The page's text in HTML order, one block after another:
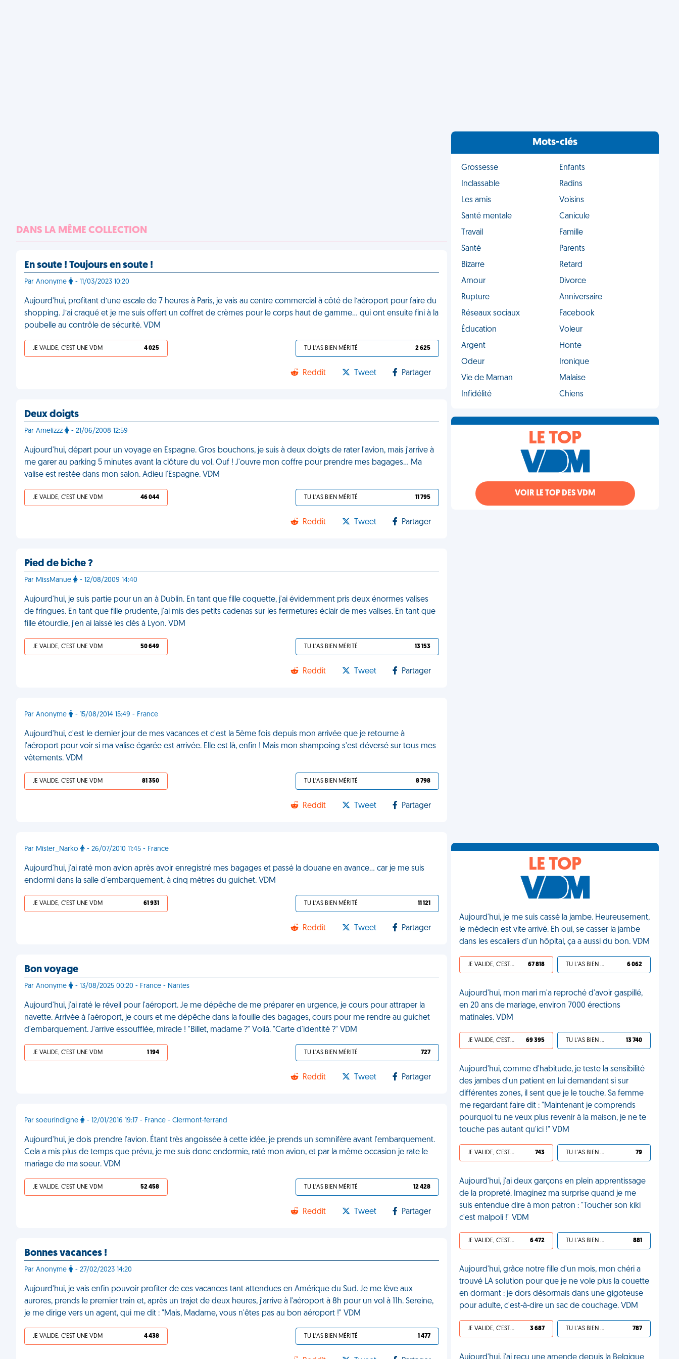
DANS LA MÊME COLLECTION
En soute ! Toujours en soute !
Par Anonyme - 11/03/2023 10:20
Aujourd'hui, profitant d’une escale de 7 heures à Paris, je vais au centre commercial à côté de l’aéroport pour faire du
shopping. J’ai craqué et je me suis offert un coffret de crèmes pour le corps haut de gamme… qui ont ensuite fini à la
poubelle au contrôle de sécurité. VDM
JE VALIDE, C'EST UNE VDM 4 025 TU L'AS BIEN MÉRITÉ 2 625
Reddit Tweet Partager
Deux doigts
Par Amelizzz - 21/06/2008 12:59
Aujourd'hui, départ pour un voyage en Espagne. Gros bouchons, je suis à deux doigts de rater l'avion, mais j'arrive à
me garer au parking 5 minutes avant la clôture du vol. Ouf ! J'ouvre mon coffre pour prendre mes bagages… Ma
valise est restée dans mon salon. Adieu l'Espagne. VDM
JE VALIDE, C'EST UNE VDM 46 044 TU L'AS BIEN MÉRITÉ 11 795
Reddit Tweet Partager
Pied de biche ?
Par MissManue - 12/08/2009 14:40
Aujourd'hui, je suis partie pour un an à Dublin. En tant que fille coquette, j'ai évidemment pris deux énormes valises
de fringues. En tant que fille prudente, j'ai mis des petits cadenas sur les fermetures éclair de mes valises. En tant que
fille étourdie, j'en ai laissé les clés à Lyon. VDM
JE VALIDE, C'EST UNE VDM 50 649 TU L'AS BIEN MÉRITÉ 13 153
Reddit Tweet Partager
Par Anonyme - 15/08/2014 15:49 - France
Aujourd'hui, c'est le dernier jour de mes vacances et c'est la 5ème fois depuis mon arrivée que je retourne à
l'aéroport pour voir si ma valise égarée est arrivée. Elle est là, enfin ! Mais mon shampoing s'est déversé sur tous mes
vêtements. VDM
JE VALIDE, C'EST UNE VDM 81 350 TU L'AS BIEN MÉRITÉ 8 798
Reddit Tweet Partager
Par Mister_Narko - 26/07/2010 11:45 - France
Aujourd'hui, j'ai raté mon avion après avoir enregistré mes bagages et passé la douane en avance... car je me suis
endormi dans la salle d'embarquement, à cinq mètres du guichet. VDM
JE VALIDE, C'EST UNE VDM 61 931 TU L'AS BIEN MÉRITÉ 11 121
Reddit Tweet Partager
Bon voyage
Par Anonyme - 13/08/2025 00:20 - France - Nantes
Aujourd'hui, j'ai raté le réveil pour l'aéroport. Je me dépêche de me préparer en urgence, je cours pour attraper la
navette. Arrivée à l'aéroport, je cours et me dépêche dans la fouille des bagages, cours pour me rendre au guichet
d'embarquement. J'arrive essoufflée, miracle ! "Billet, madame ?" Voilà. "Carte d'identité ?" VDM
JE VALIDE, C'EST UNE VDM 1 194 TU L'AS BIEN MÉRITÉ 727
Reddit Tweet Partager
Par soeurindigne - 12/01/2016 19:17 - France - Clermont-ferrand
Aujourd'hui, je dois prendre l'avion. Étant très angoissée à cette idée, je prends un somnifère avant l'embarquement.
Cela a mis plus de temps que prévu, je me suis donc endormie, raté mon avion, et par la même occasion je rate le
mariage de ma soeur. VDM
JE VALIDE, C'EST UNE VDM 52 458 TU L'AS BIEN MÉRITÉ 12 428
Reddit Tweet Partager
Bonnes vacances !
Par Anonyme - 27/02/2023 14:20
Aujourd'hui, je vais enfin pouvoir profiter de ces vacances tant attendues en Amérique du Sud. Je me lève aux
aurores, prends le premier train et, après un trajet de deux heures, j'arrive à l'aéroport à 8h pour un vol à 11h. Sereine,
je me dirige vers un agent, qui me dit : "Mais, Madame, vous n'êtes pas au bon aéroport !" VDM
JE VALIDE, C'EST UNE VDM 4 438 TU L'AS BIEN MÉRITÉ 1 477
Mots-clés
Grossesse
Enfants
Inclassable
Radins
Les amis
Voisins
Santé mentale
Canicule
Travail
Famille
Santé
Parents
Bizarre
Retard
Amour
Divorce
Rupture
Anniversaire
Réseaux sociaux
Facebook
Éducation
Voleur
Argent
Honte
Odeur
Ironique
Vie de Maman
Malaise
Infidélité
Chiens
LE TOP
VOIR LE TOP DES VDM
LE TOP
Aujourd'hui, je me suis cassé la jambe. Heureusement,
le médecin est vite arrivé. Eh oui, se casser la jambe
dans les escaliers d'un hôpital, ça a aussi du bon. VDM
JE VALIDE, C'EST UNE VDM 67 818 TU L'AS BIEN MÉRITÉ 6 062
Aujourd'hui, mon mari m'a reproché d'avoir gaspillé,
en 20 ans de mariage, environ 7000 érections
matinales. VDM
JE VALIDE, C'EST UNE VDM 69 395 TU L'AS BIEN MÉRITÉ 13 740
Aujourd'hui, comme d'habitude, je teste la sensibilité
des jambes d'un patient en lui demandant si sur
différentes zones, il sent que je le touche. Sa femme
me regardant faire dit : "Maintenant je comprends
pourquoi tu ne veux plus revenir à la maison, je ne te
touche pas autant qu'ici !" VDM
JE VALIDE, C'EST UNE VDM 743 TU L'AS BIEN MÉRITÉ 79
Aujourd'hui, j'ai deux garçons en plein apprentissage
de la propreté. Imaginez ma surprise quand je me
suis entendue dire à mon patron : "Toucher son kiki
c'est malpoli !" VDM
JE VALIDE, C'EST UNE VDM 6 472 TU L'AS BIEN MÉRITÉ 881
Aujourd'hui, grâce notre fille d'un mois, mon chéri a
trouvé LA solution pour que je ne vole plus la couette
en dormant : je dors désormais dans une gigoteuse
pour adulte, c'est-à-dire un sac de couchage. VDM
JE VALIDE, C'EST UNE VDM 3 687 TU L'AS BIEN MÉRITÉ 787